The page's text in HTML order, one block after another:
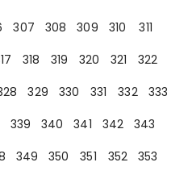
307 308 309 310
311
318 319 320 321
322
329 330 331 332
333
339 340 341 342
343
349 350 351 352
353